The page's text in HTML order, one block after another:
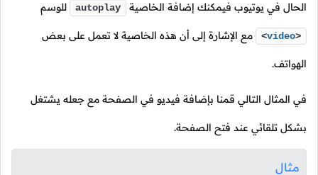
الحال في يوتيوب فيمكنك إضافة الخاصية autoplay للوسم
<video> مع الإشارة إلى أن هذه الخاصية لا تعمل على بعض
الهواتف.
في المثال التالي قمنا بإضافة فيديو في الصفحة مع جعله يشتغل
بشكل تلقائي عند فتح الصفحة.
مثال